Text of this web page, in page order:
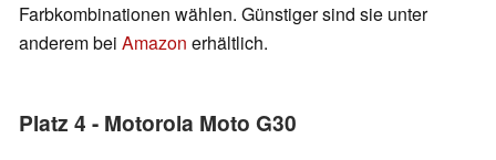
Farbkombinationen wählen. Günstiger sind sie unter
anderem bei Amazon erhältlich.
Platz 4 - Motorola Moto G30